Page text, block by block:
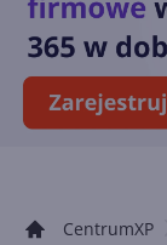
CentrumXP